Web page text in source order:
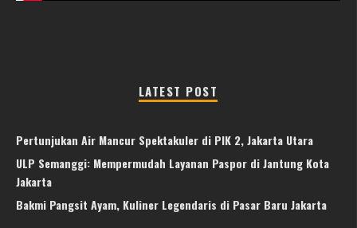
LATEST POST
Pertunjukan Air Mancur Spektakuler di PIK 2, Jakarta Utara
ULP Semanggi: Mempermudah Layanan Paspor di Jantung Kota
Jakarta
Bakmi Pangsit Ayam, Kuliner Legendaris di Pasar Baru Jakarta